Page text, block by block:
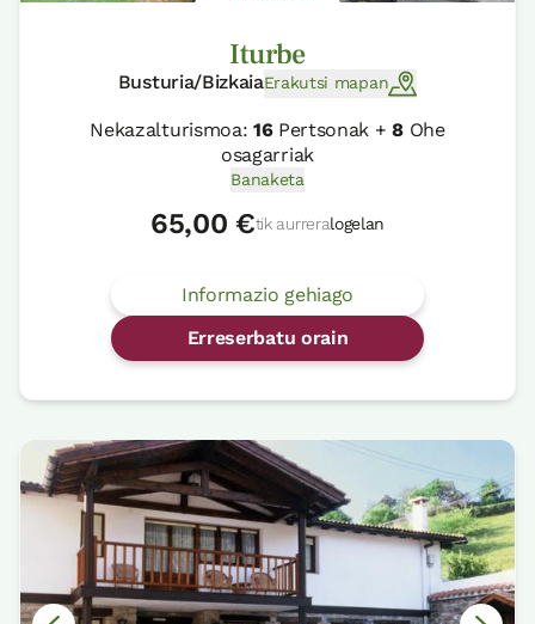
Iturbe
Busturia/BizkaiaErakutsi mapan
Nekazalturismoa: 16Pertsonak +8Ohe
osagarriak
Banaketa
65,00 €tik aurreralogelan
Informazio gehiago
Erreserbatu orain